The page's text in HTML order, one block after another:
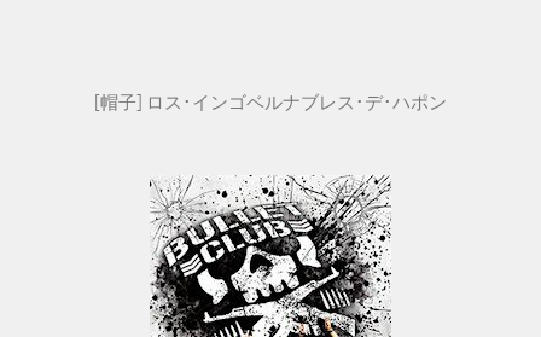
[帽子] ロス･インゴベルナブレス･デ･ハポン